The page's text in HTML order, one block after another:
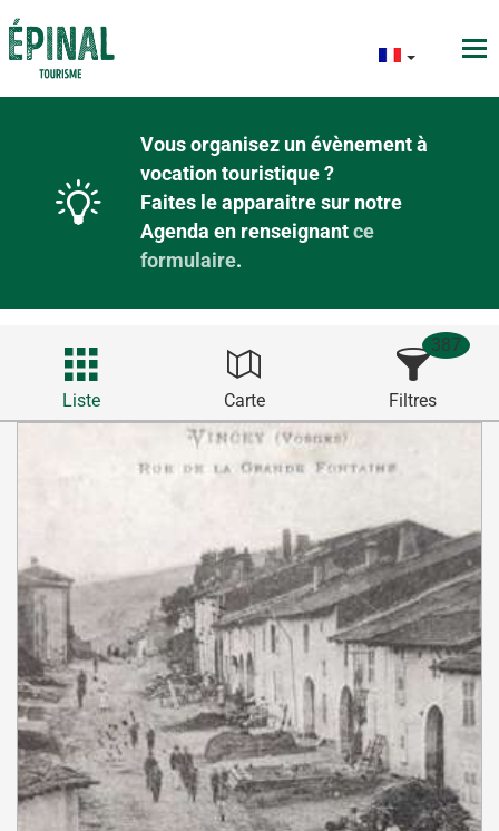
Vous organisez un évènement à
vocation touristique ?
Faites le apparaitre sur notre
Agenda en renseignantce
formulaire.
Liste Carte Filtres
387